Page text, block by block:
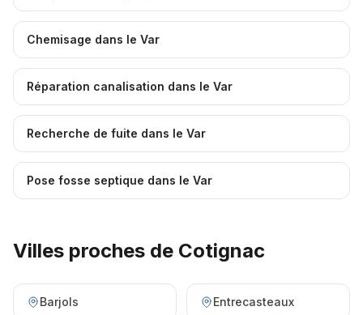
Chemisage dans le Var
Réparation canalisation dans le Var
Recherche de fuite dans le Var
Pose fosse septique dans le Var
Villes proches de Cotignac
Barjols Entrecasteaux